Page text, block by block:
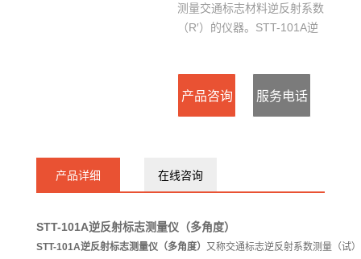
测量交通标志材料逆反射系数
（R′）的仪器。STT-101A逆
志材料的质量控制和检测。
产品咨询 服务电话
产品详细 在线咨询
STT-101A逆反射标志测量仪（多角度）
STT-101A逆反射标志测量仪（多角度） 又称交通标志逆反射系数测量（试